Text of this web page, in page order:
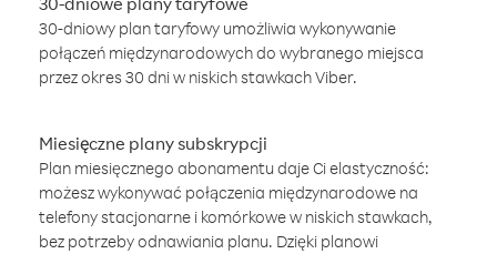
30-dniowy plan taryfowy umożliwia wykonywanie
połączeń międzynarodowych do wybranego miejsca
przez okres 30 dni w niskich stawkach Viber.
Miesięczne plany subskrypcji
Plan miesięcznego abonamentu daje Ci elastyczność:
możesz wykonywać połączenia międzynarodowe na
telefony stacjonarne i komórkowe w niskich stawkach,
bez potrzeby odnawiania planu. Dzięki planowi